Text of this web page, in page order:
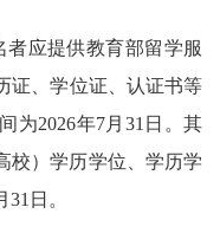
应提供教育部留学服
证、学位证、认证书等
为2026年7月31日。其
校）学历学位、学历学
日。